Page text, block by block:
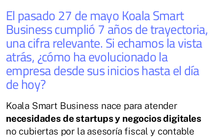
El pasado 27 de mayo Koala Smart
Business cumplió 7 años de trayectoria,
una cifra relevante. Si echamos la vista
atrás, ¿cómo ha evolucionado la
empresa desde sus inicios hasta el día
de hoy?
Koala Smart Business nace para atender
necesidades de startups y negocios digitales
no cubiertas por la asesoría fiscal y contable